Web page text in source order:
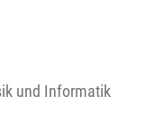
und Informatik